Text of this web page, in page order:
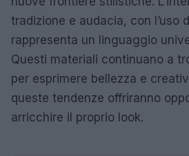
tradizione e audacia, con l’uso
rappresenta un linguaggio
Questi materiali continuano a
per esprimere bellezza e
queste tendenze offriranno
arricchire il proprio look.